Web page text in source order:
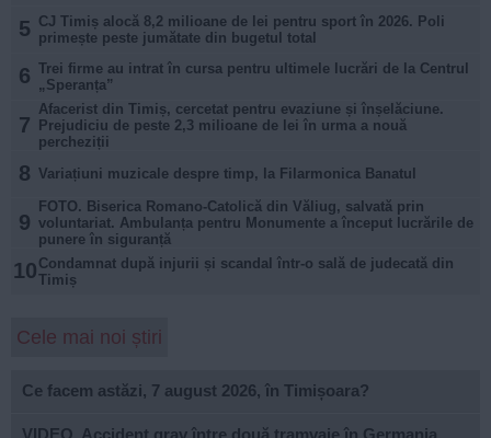
5 CJ Timiș alocă 8,2 milioane de lei pentru sport în 2026. Poli
primește peste jumătate din bugetul total
6 Trei firme au intrat în cursa pentru ultimele lucrări de la Centrul
„Speranța”
7
Afacerist din Timiș, cercetat pentru evaziune și înșelăciune.
Prejudiciu de peste 2,3 milioane de lei în urma a nouă
percheziții
8 Variațiuni muzicale despre timp, la Filarmonica Banatul
9
FOTO. Biserica Romano-Catolică din Văliug, salvată prin
voluntariat. Ambulanța pentru Monumente a început lucrările de
punere în siguranță
10 Condamnat după injurii și scandal într-o sală de judecată din
Timiș
Cele mai noi știri
Ce facem astăzi, 7 august 2026, în Timișoara?
VIDEO. Accident grav între două tramvaie în Germania.